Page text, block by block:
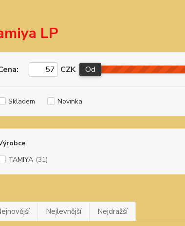
LP
CZK Od
Skladem Novinka
TAMIYA (31)
Nejlevnější Nejdražší